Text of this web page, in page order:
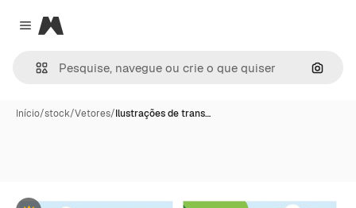
Close menu
Magnific
Início/stock/Vetores/Ilustrações de trans…